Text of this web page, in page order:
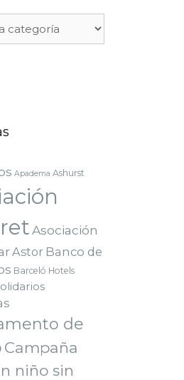
Apadema Ashurst
Asociación
Astor Banco de
Barceló Hotels
de
Campaña
niño sin